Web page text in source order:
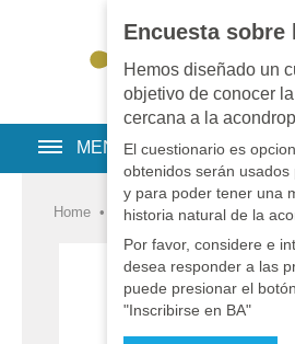
Encuesta
Hemos diseñado un
objetivo de conocer
cercana a la
El cuestionario es
obtenidos serán
y para poder tener una
historia natural de la
Por favor, considere e
desea responder a las
puede presionar el
"Inscribirse en BA"
MENU
Home • Noticias Noticias